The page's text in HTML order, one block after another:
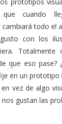
que cuando
todo el
con los
Totalmente
que eso pase?
en un prototipo
vez de algo
gustan las